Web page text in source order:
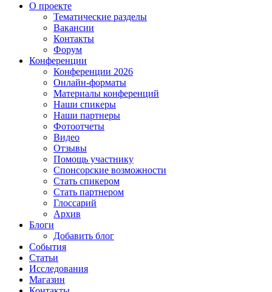
О проекте
Тематические разделы
Вакансии
Контакты
Форум
Конференции
Конференции 2026
Онлайн-форматы
Материалы конференций
Наши спикеры
Наши партнеры
Фотоотчеты
Видео
Отзывы
Помощь участнику
Спонсорские возможности
Стать спикером
Стать партнером
Глоссарий
Архив
Блоги
Добавить блог
События
Статьи
Исследования
Магазин